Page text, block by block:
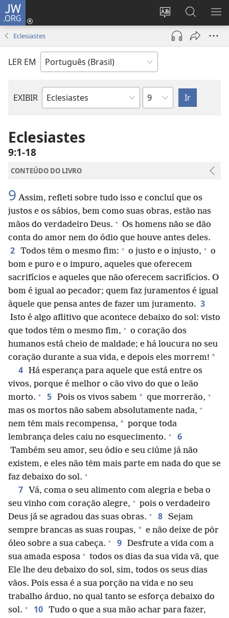
JW.ORG
Mudar
idioma
Log
(abre
janela)
Buscar
no
JW.ORG
Eclesiastes
LER EM
EXIBIR
Livro
Capítulo
Eclesiastes
9:1-18
CONTEÚDO DO LIVRO
9 Assim, refleti sobre tudo isso e concluí que os
justos e os sábios, bem como suas obras, estão nas
mãos do verdadeiro Deus. + Os homens não se dão
conta do amor nem do ódio que houve antes deles.
2 Todos têm o mesmo fim: + o justo e o injusto, + o
bom e puro e o impuro, aqueles que oferecem
sacrifícios e aqueles que não oferecem sacrifícios. O
bom é igual ao pecador; quem faz juramentos é igual
àquele que pensa antes de fazer um juramento. 3
Isto é algo aflitivo que acontece debaixo do sol: visto
que todos têm o mesmo fim, + o coração dos
humanos está cheio de maldade; e há loucura no seu
coração durante a sua vida, e depois eles morrem! *
4 Há esperança para aquele que está entre os
vivos, porque é melhor o cão vivo do que o leão
morto. + 5 Pois os vivos sabem * que morrerão, +
mas os mortos não sabem absolutamente nada, +
nem têm mais recompensa, * porque toda
lembrança deles caiu no esquecimento. + 6
Também seu amor, seu ódio e seu ciúme já não
existem, e eles não têm mais parte em nada do que se
faz debaixo do sol. +
7
Vá, coma o seu alimento com alegria e beba o
seu vinho com coração alegre, + pois o verdadeiro
Deus já se agradou das suas obras. + 8 Sejam
sempre brancas as suas roupas, * e não deixe de pôr
óleo sobre a sua cabeça. + 9 Desfrute a vida com a
sua amada esposa + todos os dias da sua vida vã, que
Ele lhe deu debaixo do sol, sim, todos os seus dias
vãos. Pois essa é a sua porção na vida e no seu
trabalho árduo, no qual tanto se esforça debaixo do
sol. + 10 Tudo o que a sua mão achar para fazer,